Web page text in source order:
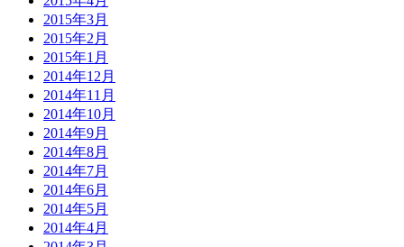
2015年3月
2015年2月
2015年1月
2014年12月
2014年11月
2014年10月
2014年9月
2014年8月
2014年7月
2014年6月
2014年5月
2014年4月